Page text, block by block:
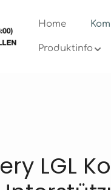
Home
Produktinfo
5 Sternen
LGL